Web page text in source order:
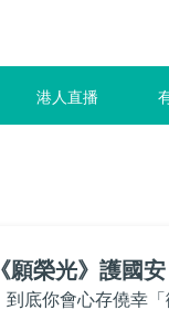
港人直播
願榮光》護國
底你會心存僥幸